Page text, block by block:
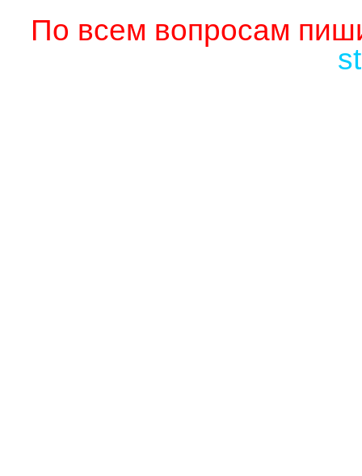
По всем вопросам